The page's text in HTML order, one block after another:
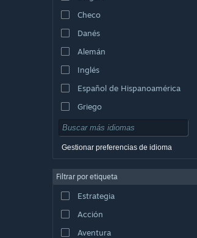
Checo
Danés
Alemán
Inglés
Español de Hispanoamérica
Griego
Gestionar preferencias de idioma
Filtrar por etiqueta
Estrategia
Acción
Aventura